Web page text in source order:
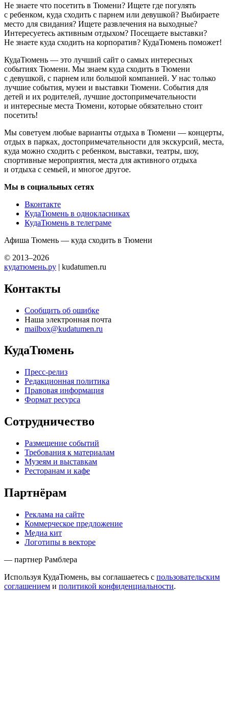
Не знаете что посетить в Тюмени? Ищете где погулять
с ребенком, куда сходить с парнем или девушкой? Выбираете
место для свидания? Ищете развлечения на выходные?
Интересуетесь активным отдыхом? Посещаете выставки?
Не знаете куда сходить на корпоратив? КудаТюмень поможет!
КудаТюмень — это лучший сайт о самых интересных
событиях Тюмени. Мы знаем куда сходить в Тюмени
с девушкой, с парнем или большой компанией. У нас только
лучшие события, музеи и выставки Тюмени. События для
детей и их родителей, лучшие достопримечательности
и интересные места Тюмени, которые обязательно стоит
посетить!
Мы советуем любые варианты отдыха в Тюмени — концерты,
отдых в парках, достопримечательности для экскурсий, места,
куда можно сходить с ребенком, выставки, театры, шоу,
спортивные мероприятия, места для активного отдыха
и отдыха с семьей, и многое другое.
Мы в социальных сетях
Вконтакте
КудаТюмень в однокласниках
КудаТюмень в телеграме
Афиша Тюмень — куда сходить в Тюмени
© 2013–2026
кудатюмень.ру | kudatumen.ru
Контакты
Сообщить об ошибке
Наша электронная почта
mailbox@kudatumen.ru
КудаТюмень
Пресс-релиз
Редакционная политика
Правовая информация
Формат ресурса
Сотрудничество
Размещение событий
Требования к материалам
Музеям и выставкам
Ресторанам и кафе
Партнёрам
Реклама на сайте
Коммерческое предложение
Медиа кит
Логотипы в векторе
— партнер Рамблера
Используя КудаТюмень, вы соглашаетесь с пользовательским
соглашением и политикой конфиденциальности.